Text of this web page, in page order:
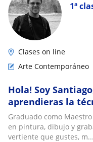
1ª
Clases on line
Arte Contemporáneo
Hola! Soy
aprendieras la
Pregúntame !
Graduado como
en pintura, dibujo y
vertiente que gustes, m...